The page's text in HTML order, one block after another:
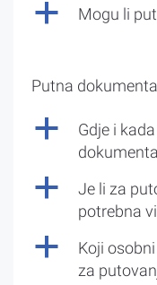
a Mogu li
Putna
a
Gdje i
a
Je li za
potrebna
a
Koji
za